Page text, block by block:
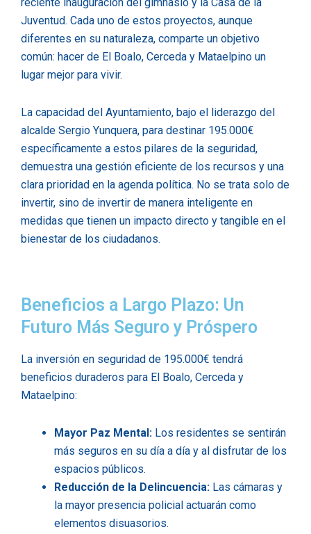
Juventud. Cada uno de estos proyectos, aunque
diferentes en su naturaleza, comparte un objetivo
común: hacer de El Boalo, Cerceda y Mataelpino un
lugar mejor para vivir.
La capacidad del Ayuntamiento, bajo el liderazgo del
alcalde Sergio Yunquera, para destinar 195.000€
específicamente a estos pilares de la seguridad,
demuestra una gestión eficiente de los recursos y una
clara prioridad en la agenda política. No se trata solo de
invertir, sino de invertir de manera inteligente en
medidas que tienen un impacto directo y tangible en el
bienestar de los ciudadanos.
Beneficios a Largo Plazo: Un
Futuro Más Seguro y Próspero
La inversión en seguridad de 195.000€ tendrá
beneficios duraderos para El Boalo, Cerceda y
Mataelpino:
Mayor Paz Mental: Los residentes se sentirán
más seguros en su día a día y al disfrutar de los
espacios públicos.
Reducción de la Delincuencia: Las cámaras y
la mayor presencia policial actuarán como
elementos disuasorios.